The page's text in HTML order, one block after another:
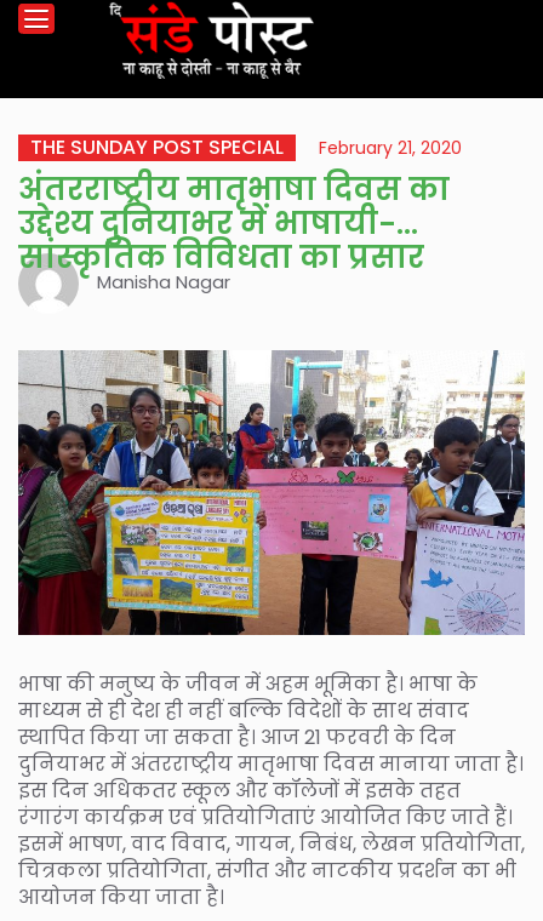
THE SUNDAY POST SPECIAL February 21, 2020
अंतरराष्ट्रीय मातृभाषा दिवस का
उद्देश्य दुनियाभर में भाषायी-
सांस्कृतिक विविधता का प्रसार
Manisha Nagar
भाषा की मनुष्य के जीवन में अहम भूमिका है। भाषा के
माध्यम से ही देश ही नहीं बल्कि विदेशों के साथ संवाद
स्थापित किया जा सकता है। आज 21 फरवरी के दिन
दुनियाभर में अंतरराष्ट्रीय मातृभाषा दिवस मानाया जाता है।
इस दिन अधिकतर स्कूल और कॉलेजों में इसके तहत
रंगारंग कार्यक्रम एवं प्रतियोगिताएं आयोजित किए जाते हैं।
इसमें भाषण, वाद विवाद, गायन, निबंध, लेखन प्रतियोगिता,
चित्रकला प्रतियोगिता, संगीत और नाटकीय प्रदर्शन का भी
आयोजन किया जाता है।